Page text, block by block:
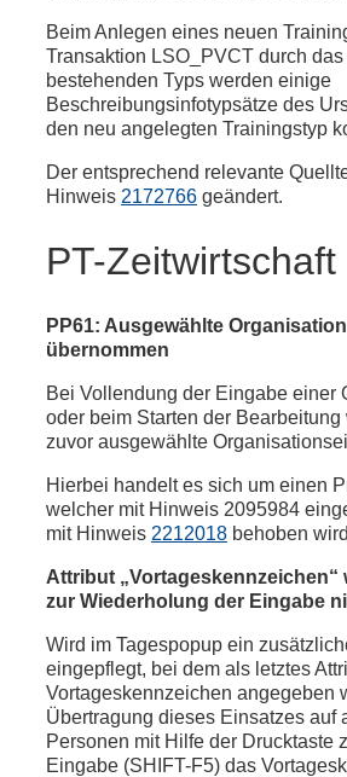
Beim Anlegen eines neuen
Transaktion LSO_PVCT durch
bestehenden Typs werden einige
Beschreibungsinfotypsätze des
den neu angelegten Trainingstyp
Der entsprechend relevante
Hinweis 2172766 geändert.
PT-Zeitwirtschaft
PP61: Ausgewählte
übernommen
Bei Vollendung der Eingabe einer
oder beim Starten der
zuvor ausgewählte
Hierbei handelt es sich um einen
welcher mit Hinweis 2095984
mit Hinweis 2212018 behoben
Attribut „Vortageskennzeichen“
zur Wiederholung der Eingabe
Wird im Tagespopup ein
eingepflegt, bei dem als letztes
Vortageskennzeichen angegeben
Übertragung dieses Einsatzes auf
Personen mit Hilfe der Drucktaste
Eingabe (SHIFT-F5) das